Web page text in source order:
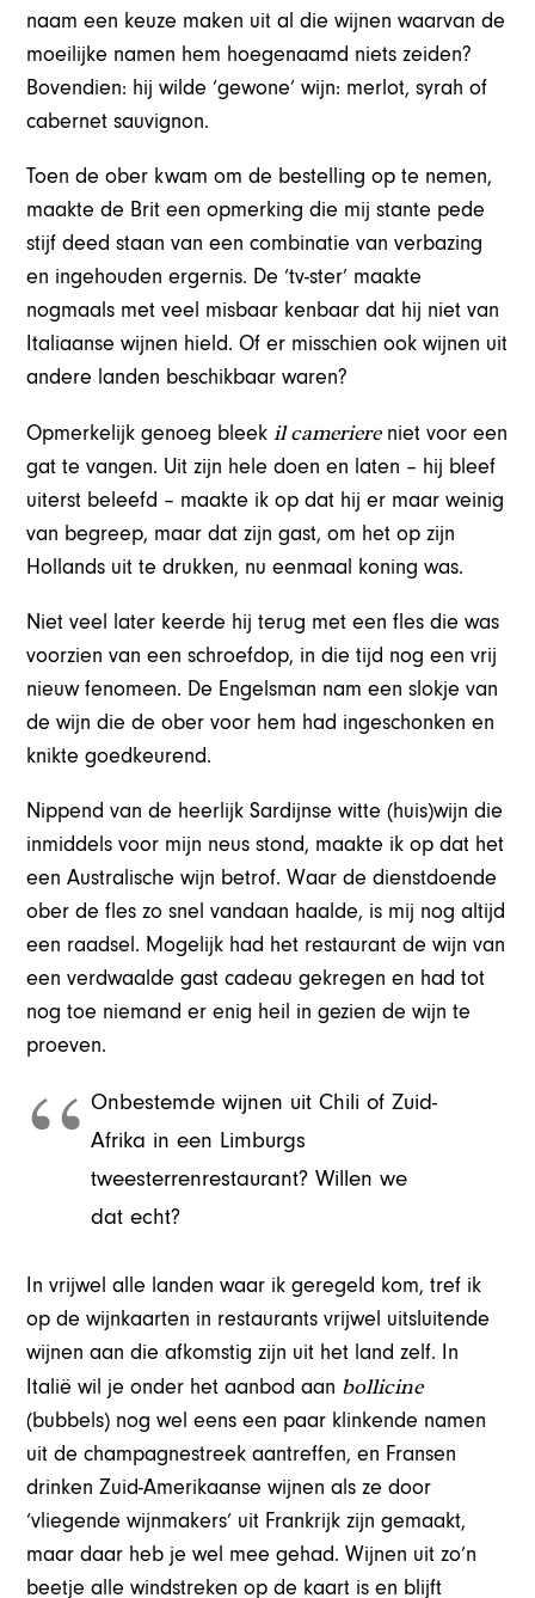
naam een keuze maken uit al die wijnen waarvan de
moeilijke namen hem hoegenaamd niets zeiden?
Bovendien: hij wilde ‘gewone’ wijn: merlot, syrah of
cabernet sauvignon.
Toen de ober kwam om de bestelling op te nemen,
maakte de Brit een opmerking die mij stante pede
stijf deed staan van een combinatie van verbazing
en ingehouden ergernis. De ‘tv-ster’ maakte
nogmaals met veel misbaar kenbaar dat hij niet van
Italiaanse wijnen hield. Of er misschien ook wijnen uit
andere landen beschikbaar waren?
Opmerkelijk genoeg bleekil cameriereniet voor een
gat te vangen. Uit zijn hele doen en laten – hij bleef
uiterst beleefd – maakte ik op dat hij er maar weinig
van begreep, maar dat zijn gast, om het op zijn
Hollands uit te drukken, nu eenmaal koning was.
Niet veel later keerde hij terug met een fles die was
voorzien van een schroefdop, in die tijd nog een vrij
nieuw fenomeen. De Engelsman nam een slokje van
de wijn die de ober voor hem had ingeschonken en
knikte goedkeurend.
Nippend van de heerlijk Sardijnse witte (huis)wijn die
inmiddels voor mijn neus stond, maakte ik op dat het
een Australische wijn betrof. Waar de dienstdoende
ober de fles zo snel vandaan haalde, is mij nog altijd
een raadsel. Mogelijk had het restaurant de wijn van
een verdwaalde gast cadeau gekregen en had tot
nog toe niemand er enig heil in gezien de wijn te
proeven.
Onbestemde wijnen uit Chili of Zuid-
Afrika in een Limburgs
tweesterrenrestaurant? Willen we
dat echt?
In vrijwel alle landen waar ik geregeld kom, tref ik
op de wijnkaarten in restaurants vrijwel uitsluitende
wijnen aan die afkomstig zijn uit het land zelf. In
Italië wil je onder het aanbod aan bollicine
(bubbels) nog wel eens een paar klinkende namen
uit de champagnestreek aantreffen, en Fransen
drinken Zuid-Amerikaanse wijnen als ze door
‘vliegende wijnmakers’ uit Frankrijk zijn gemaakt,
maar daar heb je wel mee gehad. Wijnen uit zo’n
beetje alle windstreken op de kaart is en blijft